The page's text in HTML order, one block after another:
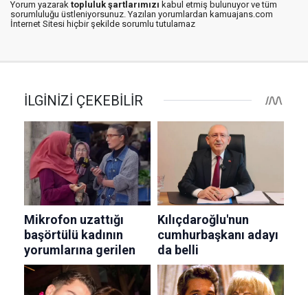
Yorum yazarak topluluk şartlarımızı kabul etmiş bulunuyor ve tüm
sorumluluğu üstleniyorsunuz. Yazılan yorumlardan kamuajans.com
İnternet Sitesi hiçbir şekilde sorumlu tutulamaz